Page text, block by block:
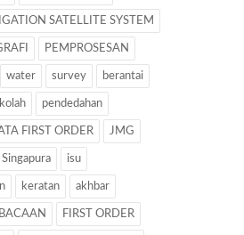
SATELLITE SYSTEM
PEMPROSESAN
water survey berantai
pendedahan
FIRST ORDER JMG
Singapura isu
keratan akhbar
FIRST ORDER